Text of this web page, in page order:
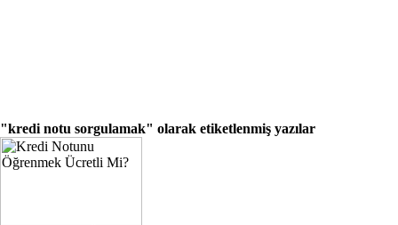
"kredi notu sorgulamak" olarak etiketlenmiş yazılar